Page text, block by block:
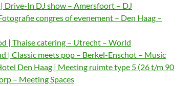
Drive-In DJ show – Amersfoort – DJ
congres of evenement – Den Haag –
| Thaise catering – Utrecht – World
| Classic meets pop – Berkel-Enschot – Music
Den Haag | Meeting ruimte type 5 (26 t/m 90
– Meeting Spaces